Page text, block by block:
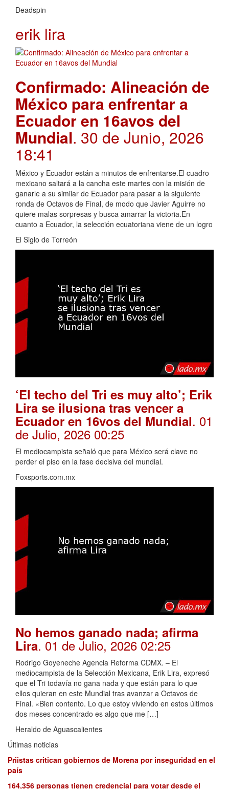
Deadspin
erik lira
Confirmado: Alineación de
México para enfrentar a
Ecuador en 16avos del
Mundial. 30 de Junio, 2026
18:41
México y Ecuador están a minutos de enfrentarse.El cuadro
mexicano saltará a la cancha este martes con la misión de
ganarle a su similar de Ecuador para pasar a la siguiente
ronda de Octavos de Final, de modo que Javier Aguirre no
quiere malas sorpresas y busca amarrar la victoria.En
cuanto a Ecuador, la selección ecuatoriana viene de un logro
El Siglo de Torreón
‘El techo del Tri es muy alto’; Erik
Lira se ilusiona tras vencer a
Ecuador en 16vos del Mundial. 01
de Julio, 2026 00:25
El mediocampista señaló que para México será clave no
perder el piso en la fase decisiva del mundial.
Foxsports.com.mx
No hemos ganado nada; afirma
Lira. 01 de Julio, 2026 02:25
Rodrigo Goyeneche Agencia Reforma CDMX. – El
mediocampista de la Selección Mexicana, Erik Lira, expresó
que el Tri todavía no gana nada y que están para lo que
ellos quieran en este Mundial tras avanzar a Octavos de
Final. «Bien contento. Lo que estoy viviendo en estos últimos
dos meses concentrado es algo que me […]
Heraldo de Aguascalientes
Últimas noticias
Priistas critican gobiernos de Morena por inseguridad en el
país
164,356 personas tienen credencial para votar desde el